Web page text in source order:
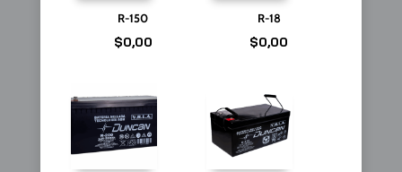
R-150
$0,00
R-18
$0,00